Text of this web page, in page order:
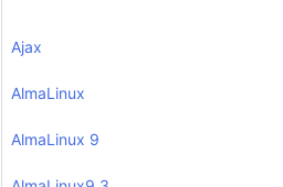
Ajax
AlmaLinux
AlmaLinux 9